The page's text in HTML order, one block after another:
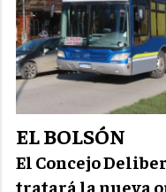
EL BOLSÓN
El Concejo
tratará la nueva